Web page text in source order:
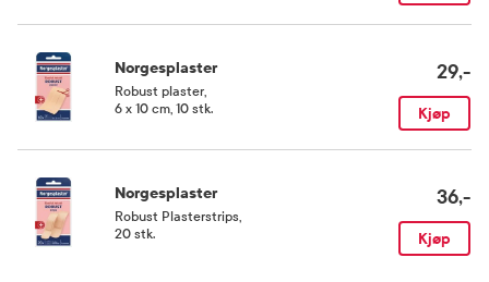
Norgesplaster
Robust plaster
6 x 10 cm, 10 stk.
29,-
Kjøp
Norgesplaster
Robust Plasterstrips
20 stk.
36,-
Kjøp